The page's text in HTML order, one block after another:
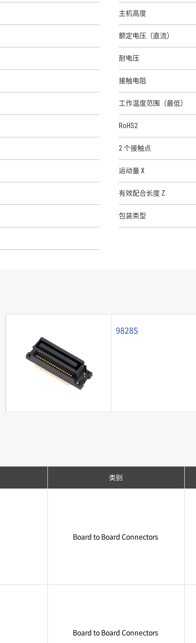
主机高度
额定电压（直流）
耐电压
接触电阻
工作温度范围（最低）
RoHS2
2 个接触点
运动量 X
有效配合长度 Z
包装类型
9828S
类别
Board to Board Connectors
Board to Board Connectors